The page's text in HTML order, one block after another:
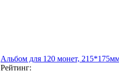
Альбом для 120 монет,
Рейтинг: